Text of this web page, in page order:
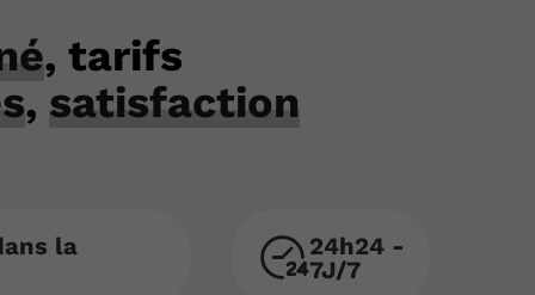
, tarifs
, satisfaction
la
24h24 -
7J/7